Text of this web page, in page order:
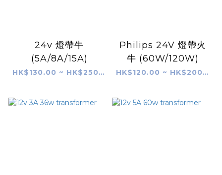
24v 燈帶牛
(5A/8A/15A)
HK$130.00 ~ HK$250.00
Philips 24V 燈帶火
牛 (60W/120W)
HK$120.00 ~ HK$200.00